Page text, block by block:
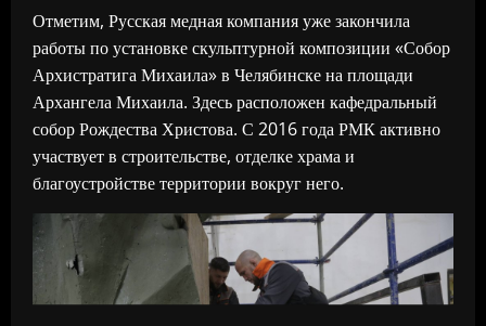
Отметим, Русская медная компания уже закончила
работы по установке скульптурной композиции «Собор
Архистратига Михаила» в Челябинске на площади
Архангела Михаила. Здесь расположен кафедральный
собор Рождества Христова. С 2016 года РМК активно
участвует в строительстве, отделке храма и
благоустройстве территории вокруг него.